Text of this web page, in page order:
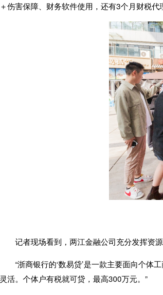
＋伤害保障、财务软件使用，还有3个月财税代
记者现场看到，两江金融公司充分发挥资源
“浙商银行的‘数易贷’是一款主要面向个体
灵活。个体户有税就可贷，最高300万元。”